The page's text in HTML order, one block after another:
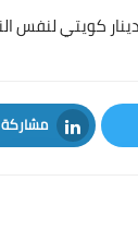
مشاركة
LinkedIn